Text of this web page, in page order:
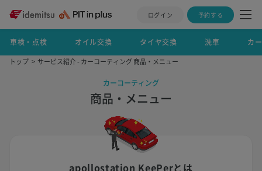
ログイン 予約する
車検・点検 オイル交換 タイヤ交換 洗車 カ
トップ サービス紹介 - カーコーティング 商品・メニュー
カーコーティング
商品・メニュー
apollostation KeePerとは